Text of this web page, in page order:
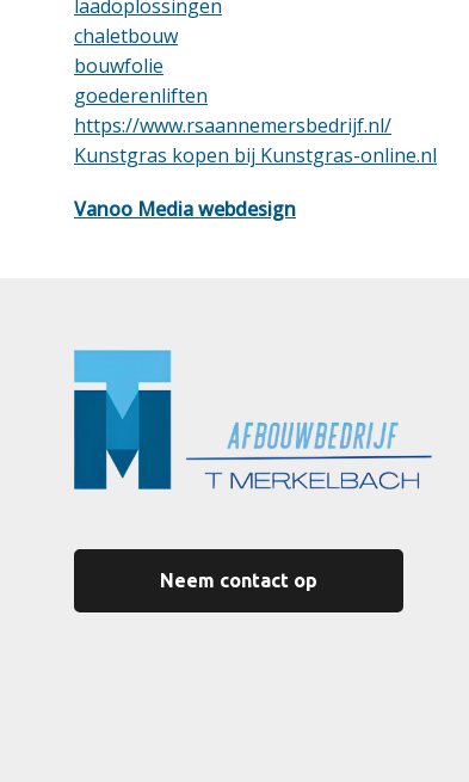
laadoplossingen
chaletbouw
bouwfolie
goederenliften
https://www.rsaannemersbedrijf.nl/
Kunstgras kopen bij Kunstgras-online.nl
Vanoo Media webdesign
Neem contact op